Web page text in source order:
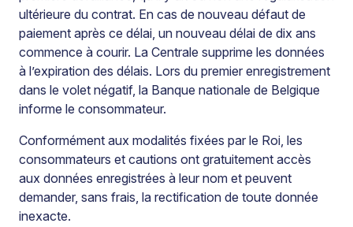
ultérieure du contrat. En cas de nouveau défaut de
paiement après ce délai, un nouveau délai de dix ans
commence à courir. La Centrale supprime les données
à l’expiration des délais. Lors du premier enregistrement
dans le volet négatif, la Banque nationale de Belgique
informe le consommateur.
Conformément aux modalités fixées par le Roi, les
consommateurs et cautions ont gratuitement accès
aux données enregistrées à leur nom et peuvent
demander, sans frais, la rectification de toute donnée
inexacte.